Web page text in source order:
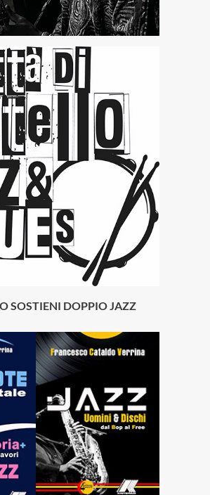
SOSTIENI DOPPIO JAZZ